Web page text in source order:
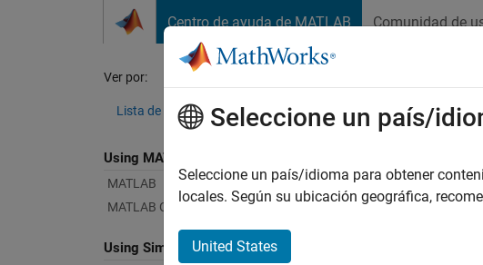
Centro de ayuda de MATLAB Comunidad de
Ver por:
Lista de productos
Using MATLAB
MATLAB
MATLAB Copilot
Using Simulink
Antenna
Bug Reports |
Seleccione un país/
Seleccione un país/idioma para obtener
locales. Según su ubicación geográfica,
United States